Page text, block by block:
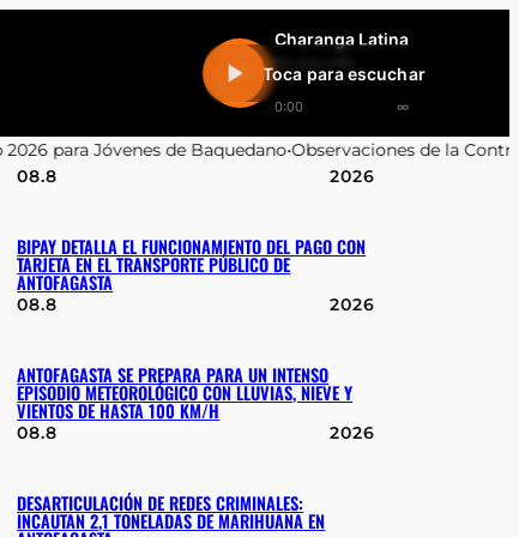
Charanga Latina
En vivo 24h
0:00 ∞
Toca para escuchar
•Observaciones de la Contraloría sobre
08.8
2026
BIPAY DETALLA EL FUNCIONAMIENTO DEL PAGO CON
TARJETA EN EL TRANSPORTE PÚBLICO DE
ANTOFAGASTA
08.8 2026
ANTOFAGASTA SE PREPARA PARA UN INTENSO
EPISODIO METEOROLÓGICO CON LLUVIAS, NIEVE Y
VIENTOS DE HASTA 100 KM/H
08.8 2026
DESARTICULACIÓN DE REDES CRIMINALES:
INCAUTAN 2,1 TONELADAS DE MARIHUANA EN